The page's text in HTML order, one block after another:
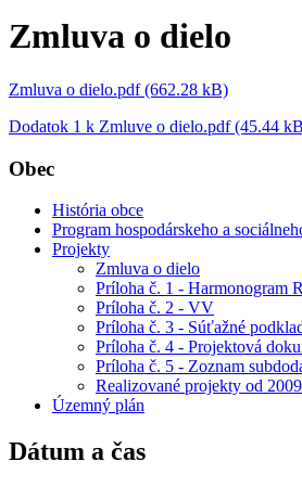
Zmluva o dielo
Zmluva o dielo.pdf (662.28 kB)
Dodatok 1 k Zmluve o dielo.pdf (45.44
Obec
História obce
Program hospodárskeho a
Projekty
Zmluva o dielo
Príloha č. 1 - Harmonogram
Príloha č. 2 - VV
Príloha č. 3 - Súťažné
Príloha č. 4 - Projektová
Príloha č. 5 - Zoznam
Realizované projekty od
Územný plán
Dátum a čas